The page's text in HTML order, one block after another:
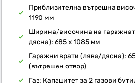
Приблизителна вътрешна
1190 мм
Ширина/височина на
дясна): 685 x 1085 мм
Гаражни врати (лява/дясна):
(вътрешен отвор)
Газ: Капацитет за 2 газови